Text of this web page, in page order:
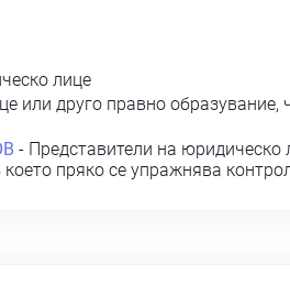
лице
или друго правно образувание,
- Представители на юридическо
пряко се упражнява